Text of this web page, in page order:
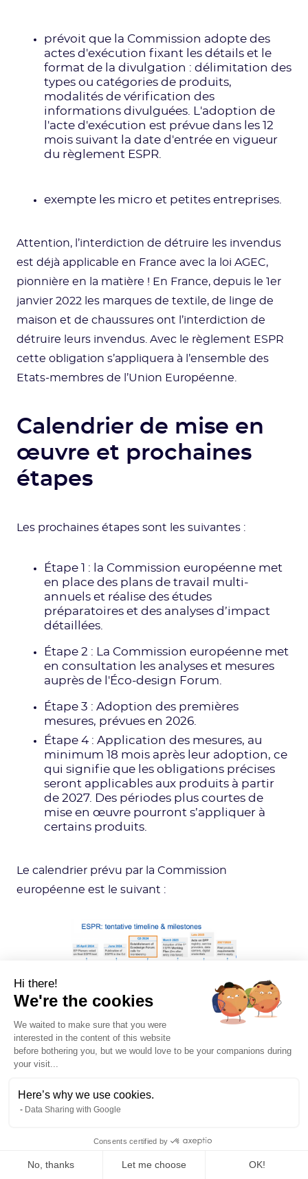
prévoit que la Commission adopte des
actes d'exécution fixant les détails et le
format de la divulgation : délimitation des
types ou catégories de produits,
modalités de vérification des
informations divulguées. L'adoption de
l'acte d'exécution est prévue dans les 12
mois suivant la date d'entrée en vigueur
du règlement ESPR.
exempte les micro et petites entreprises.
Attention, l’interdiction de détruire les invendus
est déjà applicable en France avec la loi AGEC,
pionnière en la matière ! En France, depuis le 1er
janvier 2022 les marques de textile, de linge de
maison et de chaussures ont l’interdiction de
détruire leurs invendus. Avec le règlement ESPR
cette obligation s’appliquera à l’ensemble des
Etats-membres de l’Union Européenne.
Calendrier de mise en
œuvre et prochaines
étapes
Les prochaines étapes sont les suivantes :
Étape 1 : la Commission européenne met
en place des plans de travail multi-
annuels et réalise des études
préparatoires et des analyses d’impact
détaillées.
Étape 2 : La Commission européenne met
en consultation les analyses et mesures
auprès de l'Éco-design Forum.
Étape 3 : Adoption des premières
mesures, prévues en 2026.
Étape 4 : Application des mesures, au
minimum 18 mois après leur adoption, ce
qui signifie que les obligations précises
seront applicables aux produits à partir
de 2027. Des périodes plus courtes de
mise en œuvre pourront s’appliquer à
certains produits.
Le calendrier prévu par la Commission
européenne est le suivant :
Source : Commission
européenne
Dans l'intervalle et jusqu’à la mise en œuvre
actuelle 2009/125/CE sur l’éco-conception
Conclusion
Hi there!
We're the cookies
We waited to make sure that you were
interested in the content of this website
before bothering you, but we would love to be your companions during
your visit...
Here’s why we use cookies.
Data Sharing with Google
Consents certified by
No, thanks Let me choose OK!